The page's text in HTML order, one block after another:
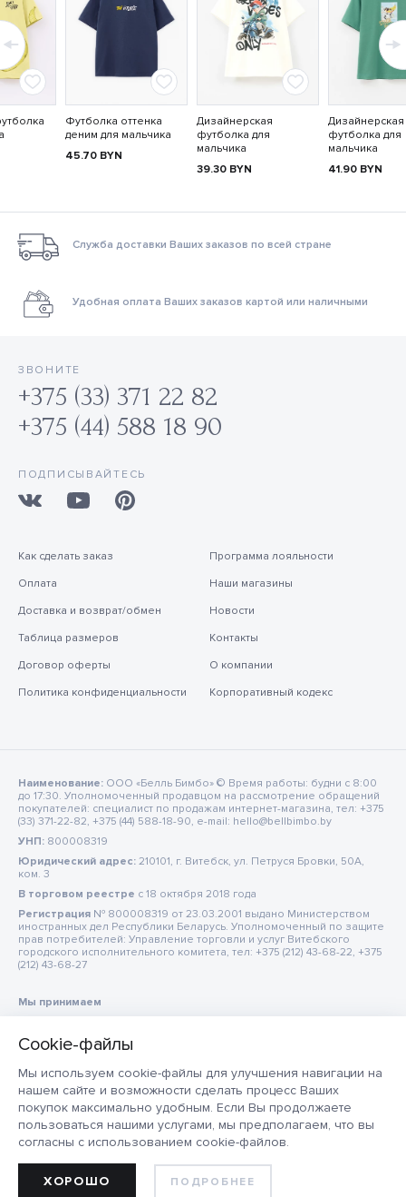
Мы используем cookie-файлы для улучшения навигации на
нашем сайте и возможности сделать процесс Ваших
покупок максимально удобным. Если Вы продолжаете
пользоваться нашими услугами, мы предполагаем, что вы
согласны с использованием cookie-файлов.
ПОДРОБНЕЕ
ХОРОШО
Футболка оттенка
деним для мальчика
45.70 BYN
Дизайнерская
футболка для
мальчика
39.30 BYN
Дизайнерская
футболка для
мальчика
41.90 BYN
Служба доставки Ваших заказов по всей стране
Удобная оплата Ваших заказов картой или наличными
ЗВОНИТЕ
+375 (33) 371 22 82
+375 (44) 588 18 90
ПОДПИСЫВАЙТЕСЬ
Как сделать заказ
Оплата
Доставка и возврат/обмен
Таблица размеров
Договор оферты
Политика конфиденциальности
Программа лояльности
Наши магазины
Новости
Контакты
О компании
Корпоративный кодекс
Наименование: ООО «Белль Бимбо» © Время работы: будни с 8:00
до 17:30. Уполномоченный продавцом на рассмотрение обращений
покупателей: специалист по продажам интернет-магазина, тел: +375
(33) 371-22-82, +375 (44) 588-18-90, e-mail: hello@bellbimbo.by
УНП: 800008319
Юридический адрес: 210101, г. Витебск, ул. Петруся Бровки, 50А,
ком. 3
В торговом реестре c 18 октября 2018 года
Регистрация № 800008319 от 23.03.2001 выдано Министерством
иностранных дел Республики Беларусь. Уполномоченный по защите
прав потребителей: Управление торговли и услуг Витебского
городского исполнительного комитета, тел: +375 (212) 43-68-22, +375
(212) 43-68-27
Мы принимаем